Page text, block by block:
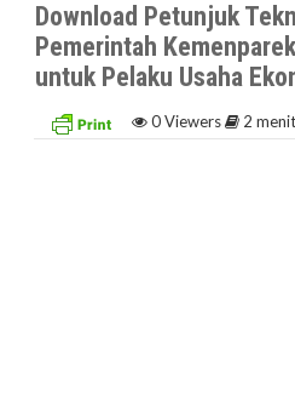
Download Petunjuk
Pemerintah
untuk Pelaku Usaha
0Viewers 2